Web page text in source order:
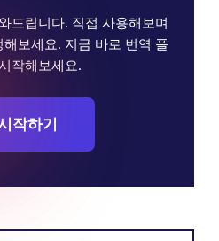
드립니다. 직접 사용해보며
보세요. 지금 바로 번역 플
작해보세요.
작하기